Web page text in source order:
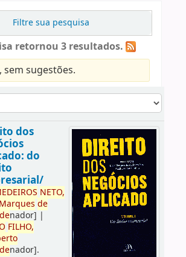
Filtre sua pesquisa
retornou 3 resultados.
sem sugestões.
dos
do
DEIROS NETO,
Marques de
nador] |
FILHO,
nador].